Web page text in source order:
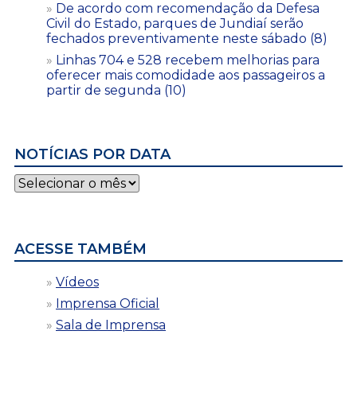
De acordo com recomendação da Defesa
Civil do Estado, parques de Jundiaí serão
fechados preventivamente neste sábado (8)
Linhas 704 e 528 recebem melhorias para
oferecer mais comodidade aos passageiros a
partir de segunda (10)
NOTÍCIAS POR DATA
Notícias
por
ACESSE TAMBÉM
Vídeos
Imprensa Oficial
Sala de Imprensa